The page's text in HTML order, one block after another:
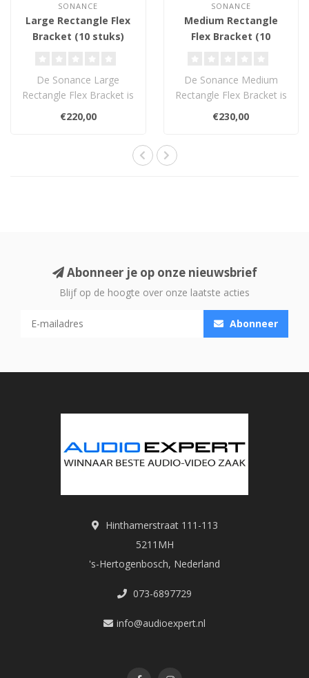
SONANCE
Large Rectangle Flex
Bracket (10 stuks)
De Sonance Large
Rectangle Flex Bracket is
een duurzame ABS-
montagebeugel voor g..
€220,00
SONANCE
Medium Rectangle
Flex Bracket (10
De Sonance Medium
Rectangle Flex Bracket is
een duurzame ABS-
montagebeugel voor ..
€230,00
Abonneer je op onze nieuwsbrief
Blijf op de hoogte over onze laatste acties
Abonneer
Hinthamerstraat 111-113
5211MH
's-Hertogenbosch, Nederland
073-6897729
info@audioexpert.nl